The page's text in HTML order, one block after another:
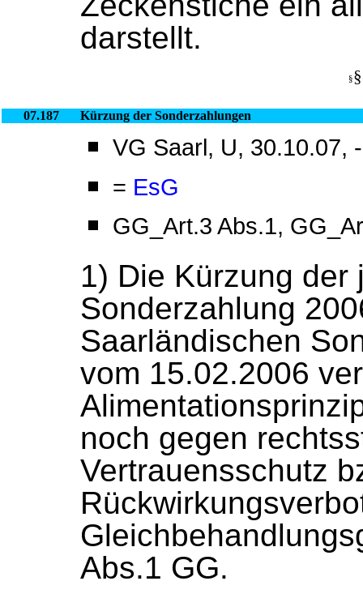
darstellt.
§§
07.187 Kürzung der Sonderzahlungen
VG Saarl, U, 30.10.07,
= EsG
GG_Art.3 Abs.1,
1) Die Kürzung der
Sonderzahlung
Saarländischen
vom 15.02.2006
noch gegen
Vertrauensschutz
Abs.1 GG.